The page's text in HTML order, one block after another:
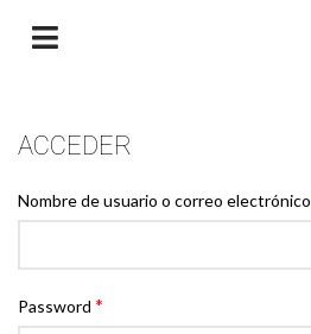
ACCEDER
Nombre de usuario o correo electrónico
Password *